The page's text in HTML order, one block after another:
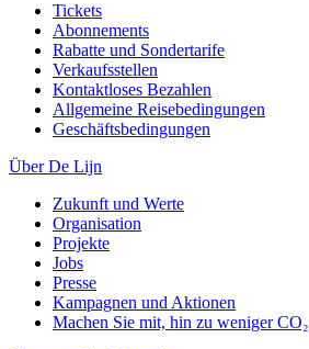
Tickets
Abonnements
Rabatte und Sondertarife
Verkaufsstellen
Kontaktloses Bezahlen
Allgemeine Reisebedingungen
Geschäftsbedingungen
Über De Lijn
Zukunft und Werte
Organisation
Projekte
Jobs
Presse
Kampagnen und Aktionen
Machen Sie mit, hin zu weniger CO₂